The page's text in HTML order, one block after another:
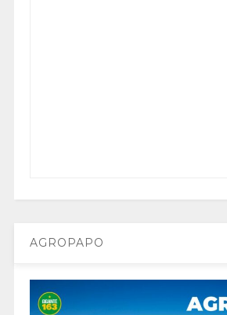
AGROPAPO